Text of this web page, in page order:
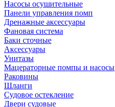
Насосы осушительные
Панели управления помп
Дренажные аксессуары
Фановая система
Баки сточные
Аксессуары
Унитазы
Мацераторные помпы и насосы
Раковины
Шланги
Судовое остекление
Двери судовые